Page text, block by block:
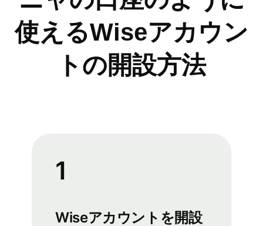
使えるWiseアカウン
トの開設方法
1
Wiseアカウントを開設